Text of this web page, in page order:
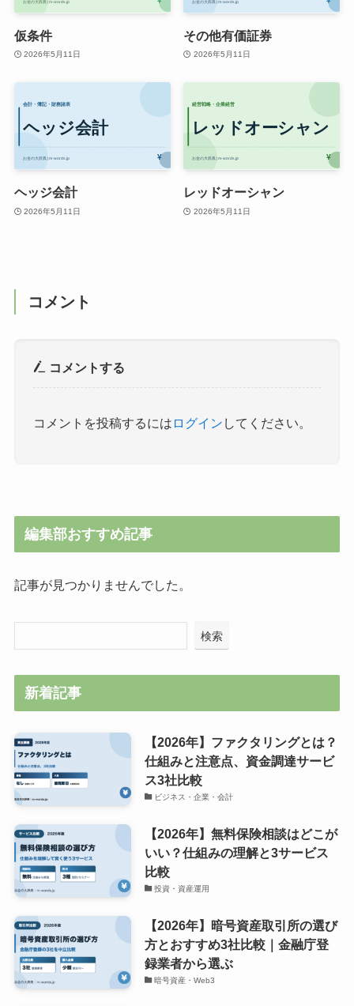
仮条件
2026年5月11日
その他有価証券
2026年5月11日
ヘッジ会計
2026年5月11日
レッドオーシャン
2026年5月11日
コメント
コメントする
コメントを投稿するには ログイン してください。
編集部おすすめ記事
記事が見つかりませんでした。
検索
新着記事
【2026年】ファクタリングとは？
仕組みと注意点、資金調達サービ
ス3社比較
ビジネス・企業・会計
【2026年】無料保険相談はどこが
いい？仕組みの理解と3サービス
比較
投資・資産運用
【2026年】暗号資産取引所の選び
方とおすすめ3社比較｜金融庁登
録業者から選ぶ
暗号資産・Web3